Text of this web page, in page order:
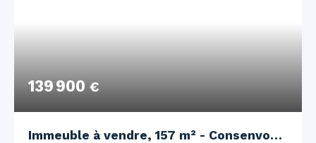
139 900 €
Immeuble à vendre, 157 m² - Consenvoye